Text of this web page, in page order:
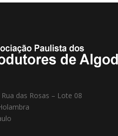
das Rosas – Lote 08